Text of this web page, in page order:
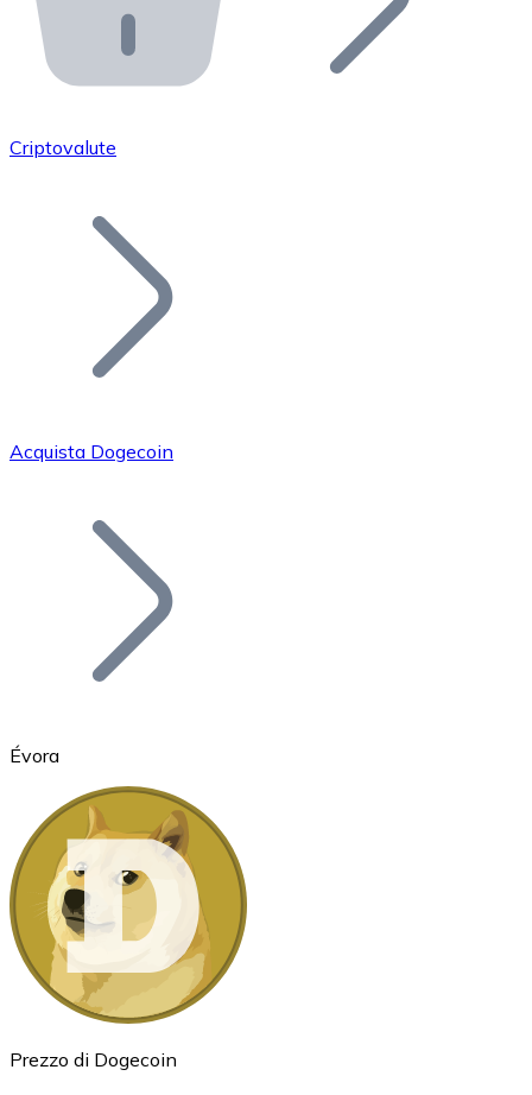
API Bitnovo
Integra la nostra API nel tuo ecosistema.
Unisciti alla nostra rete di rivenditori e
Aggiungi il token del tuo progetto al nostro servizio di
Bitcoin
Ethereum
ETH
Criptovalute
Acquista Dogecoin
Évora
Prezzo di Dogecoin